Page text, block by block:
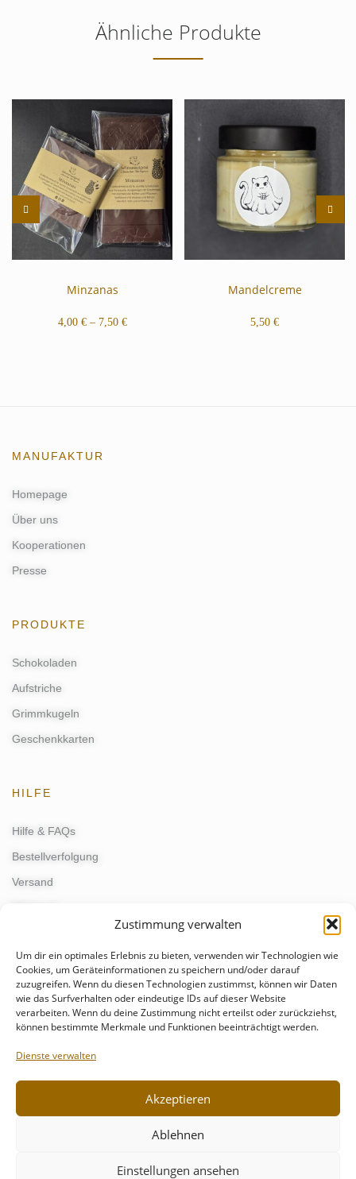
Zustimmung verwalten
Um dir ein optimales Erlebnis zu bieten, verwenden wir Technologien wie
Cookies, um Geräteinformationen zu speichern und/oder darauf
zuzugreifen. Wenn du diesen Technologien zustimmst, können wir Daten
wie das Surfverhalten oder eindeutige IDs auf dieser Website
verarbeiten. Wenn du deine Zustimmung nicht erteilst oder zurückziehst,
können bestimmte Merkmale und Funktionen beeinträchtigt werden.
Dienste verwalten
Akzeptieren
Ablehnen
Einstellungen ansehen
Ähnliche Produkte
Minzanas
4,00 €– 7,50 €
Mandelcreme
5,50 €
MANUFAKTUR
Homepage
Über uns
Kooperationen
Presse
PRODUKTE
Schokoladen
Aufstriche
Grimmkugeln
Geschenkkarten
HILFE
Hilfe & FAQs
Bestellverfolgung
Versand
KONTAKT
kontakt@schmunzelgeist.de
events@schmunzelgeist.de
+49 176 - 55499821